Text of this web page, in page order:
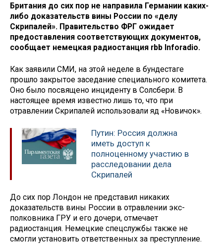
Британия до сих пор не направила Германии каких-
либо доказательств вины России по «делу
Скрипалей». Правительство ФРГ ожидает
предоставления соответствующих документов,
сообщает немецкая радиостанция rbb Inforadio.
Как заявили СМИ, на этой неделе в бундестаге
прошло закрытое заседание специального комитета.
Оно было посвящено инциденту в Солсбери. В
настоящее время известно лишь то, что при
отравлении Скрипалей использовали яд «Новичок».
Путин: Россия должна
иметь доступ к
полноценному участию в
расследовании дела
Скрипалей
До сих пор Лондон не представил никаких
доказательств вины России в отравлении экс-
полковника ГРУ и его дочери, отмечает
радиостанция. Немецкие спецслужбы также не
смогли установить ответственных за преступление.